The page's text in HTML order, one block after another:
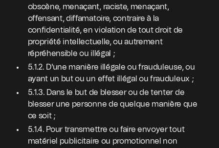
obscène, menaçant, raciste, menaçant,
offensant, diffamatoire, contraire à la
confidentialité, en violation de tout droit de
propriété intellectuelle, ou autrement
répréhensible ou illégal ;
5.1.2. D'une manière illégale ou frauduleuse, ou
ayant un but ou un effet illégal ou frauduleux ;
5.1.3. Dans le but de blesser ou de tenter de
blesser une personne de quelque manière que
ce soit ;
5.1.4. Pour transmettre ou faire envoyer tout
matériel publicitaire ou promotionnel non